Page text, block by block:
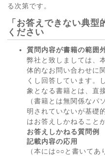
る次第です。
「お答えできない典
ください
質問内容が書籍の範囲
弊社と致しましては、
体的なお問い合わせに
くし回答しています。
象となる書籍とは、直
（書籍とは無関係なパ
明されていないが基礎
はお答えしかねること
お答えしかねる質問例
記載内容の応用
（本には○○と書いて